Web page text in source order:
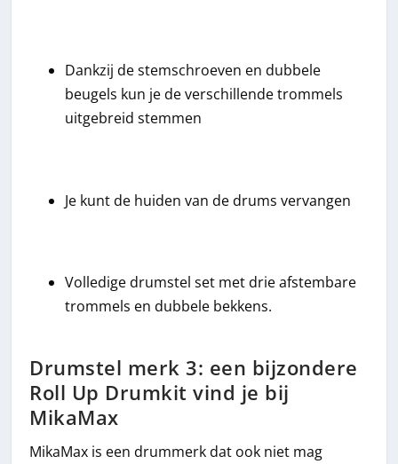
Dankzij de stemschroeven en dubbele
beugels kun je de verschillende trommels
uitgebreid stemmen
Je kunt de huiden van de drums vervangen
Volledige drumstel set met drie afstembare
trommels en dubbele bekkens.
Drumstel merk 3: een bijzondere
Roll Up Drumkit vind je bij
MikaMax
MikaMax is een drummerk dat ook niet mag